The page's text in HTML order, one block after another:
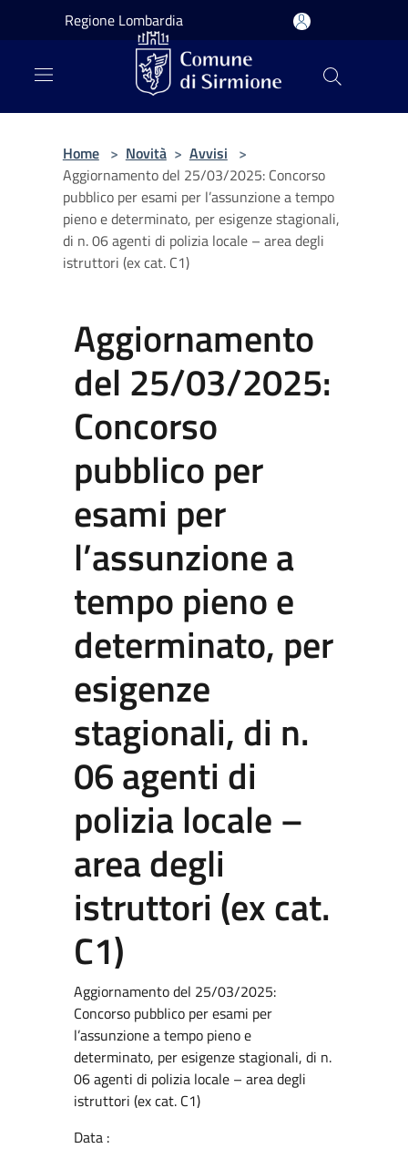
Salta al contenuto principale
Regione Lombardia
Home > Novità > Avvisi >
Aggiornamento del 25/03/2025: Concorso
pubblico per esami per l’assunzione a tempo
pieno e determinato, per esigenze stagionali,
di n. 06 agenti di polizia locale – area degli
istruttori (ex cat. C1)
Aggiornamento
del 25/03/2025:
Concorso
pubblico per
esami per
l’assunzione a
tempo pieno e
determinato, per
esigenze
stagionali, di n.
06 agenti di
polizia locale –
area degli
istruttori (ex cat.
C1)
Aggiornamento del 25/03/2025:
Concorso pubblico per esami per
l’assunzione a tempo pieno e
determinato, per esigenze stagionali, di n.
06 agenti di polizia locale – area degli
istruttori (ex cat. C1)
Data :